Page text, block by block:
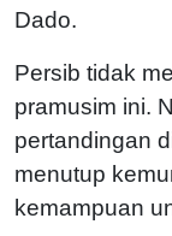
Dado.
Persib tidak
pramusim ini.
pertandingan
menutup
kemampuan